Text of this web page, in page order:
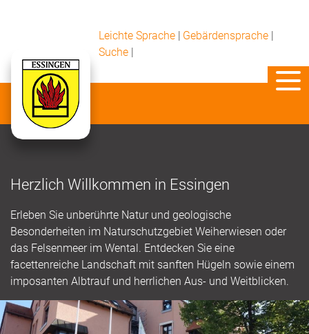
Leichte Sprache | Gebärdensprache |
Suche |
Herzlich Willkommen in Essingen
Erleben Sie unberührte Natur und geologische
Besonderheiten im Naturschutzgebiet Weiherwiesen oder
das Felsenmeer im Wental. Entdecken Sie eine
facettenreiche Landschaft mit sanften Hügeln sowie einem
imposanten Albtrauf und herrlichen Aus- und Weitblicken.